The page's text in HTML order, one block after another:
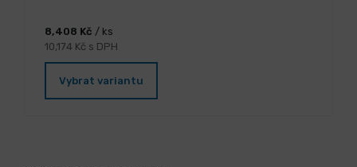
8,408 Kč / ks
10,174 Kč s DPH
Vybrat variantu